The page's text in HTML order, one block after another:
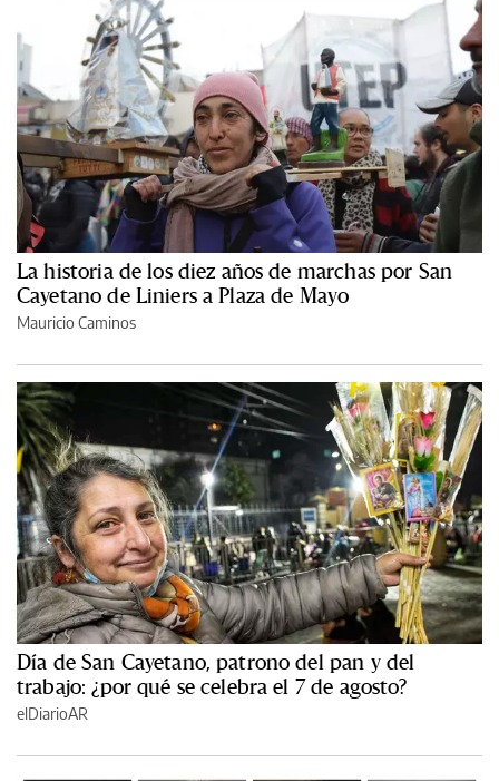
La historia de los diez años de marchas por San
Cayetano de Liniers a Plaza de Mayo
Mauricio Caminos
Día de San Cayetano, patrono del pan y del
trabajo: ¿por qué se celebra el 7 de agosto?
elDiarioAR